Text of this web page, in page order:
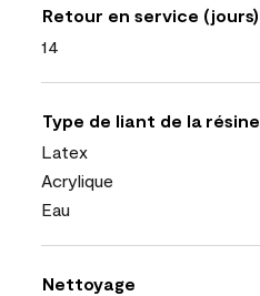
Retour en service (jours)
14
Type de liant de la résine
Latex
Acrylique
Eau
Nettoyage